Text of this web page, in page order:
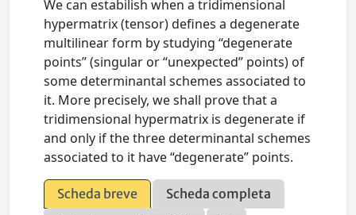
We can estabilish when a tridimensional
hypermatrix (tensor) defines a degenerate
multilinear form by studying “degenerate
points” (singular or “unexpected” points) of
some determinantal schemes associated to
it. More precisely, we shall prove that a
tridimensional hypermatrix is degenerate if
and only if the three determinantal schemes
associated to it have “degenerate” points.
Scheda breve
Scheda completa